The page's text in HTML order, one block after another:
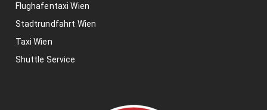
Flughafentaxi Wien
Stadtrundfahrt Wien
Taxi Wien
Shuttle Service